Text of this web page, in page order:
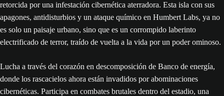
retorcida por una infestación cibernética aterradora. Esta isla con sus
apagones, antidisturbios y un ataque químico en Humbert Labs, ya no
es solo un paisaje urbano, sino que es un corrompido laberinto
electrificado de terror, traído de vuelta a la vida por un poder ominoso.
Lucha a través del corazón en descomposición de Banco de energía,
donde los rascacielos ahora están invadidos por abominaciones
cibernéticas. Participa en combates brutales dentro del estadio, una